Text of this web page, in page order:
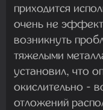
приходится
очень не
возникнуть
тяжелыми
установил, что
окислительно -
отложений